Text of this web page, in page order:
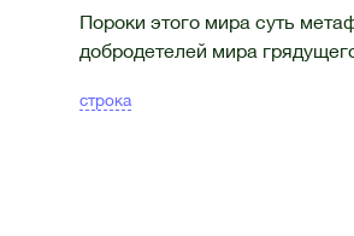
Пороки этого мира суть
добродетелей мира
строка